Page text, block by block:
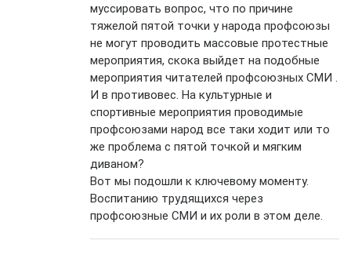
муссировать вопрос, что по причине
тяжелой пятой точки у народа профсоюзы
не могут проводить массовые протестные
мероприятия, скока выйдет на подобные
мероприятия читателей профсоюзных СМИ .
И в противовес. На культурные и
спортивные мероприятия проводимые
профсоюзами народ все таки ходит или то
же проблема с пятой точкой и мягким
диваном?
Вот мы подошли к ключевому моменту.
Воспитанию трудящихся через
профсоюзные СМИ и их роли в этом деле.